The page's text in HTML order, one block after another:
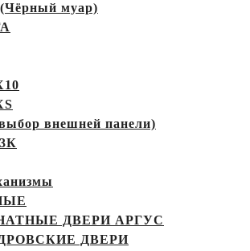
муар)
внешней панели)
ДВЕРИ АРГУС
ДВЕРИ